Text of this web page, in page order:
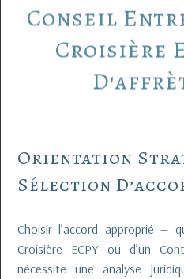
Conseil
Croisière
Orientation
Sélection
Choisir l’accord approprié —
Croisière ECPY ou d’un
nécessite une analyse